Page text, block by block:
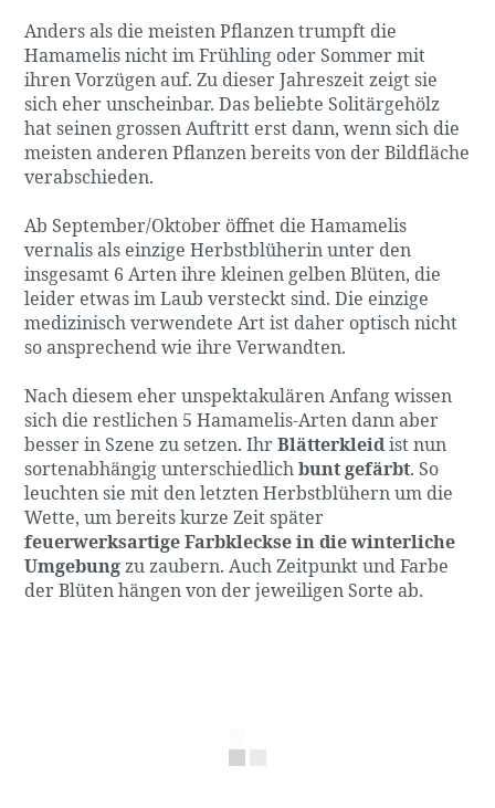
Anders als die meisten Pflanzen trumpft die
Hamamelis nicht im Frühling oder Sommer mit
ihren Vorzügen auf. Zu dieser Jahreszeit zeigt sie
sich eher unscheinbar. Das beliebte Solitärgehölz
hat seinen grossen Auftritt erst dann, wenn sich die
meisten anderen Pflanzen bereits von der Bildfläche
verabschieden.
Ab September/Oktober öffnet die Hamamelis
vernalis als einzige Herbstblüherin unter den
insgesamt 6 Arten ihre kleinen gelben Blüten, die
leider etwas im Laub versteckt sind. Die einzige
medizinisch verwendete Art ist daher optisch nicht
so ansprechend wie ihre Verwandten.
Nach diesem eher unspektakulären Anfang wissen
sich die restlichen 5 Hamamelis-Arten dann aber
besser in Szene zu setzen. IhrBlätterkleidist nun
sortenabhängig unterschiedlichbunt gefärbt. So
leuchten sie mit den letzten Herbstblühern um die
Wette, um bereits kurze Zeit später
feuerwerksartige Farbkleckse in die winterliche
Umgebung zu zaubern. Auch Zeitpunkt und Farbe
der Blüten hängen von der jeweiligen Sorte ab.